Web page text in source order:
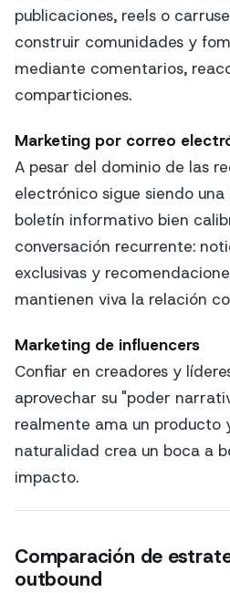
publicaciones, reels o
construir comunidades y
mediante comentarios,
comparticiones.
Marketing por correo
A pesar del dominio de las
electrónico sigue siendo
boletín informativo bien
conversación recurrente:
exclusivas y
mantienen viva la relación
Marketing de influencers
Confiar en creadores y
aprovechar su "poder
realmente ama un producto
naturalidad crea un boca a
impacto.
Comparación de
outbound